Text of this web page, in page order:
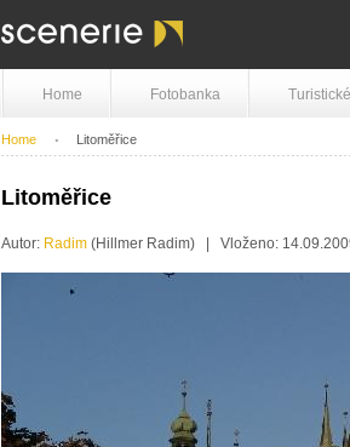
Home Fotobanka
Home Litoměřice
Litoměřice
Autor: Radim (Hillmer Radim) | Vloženo: